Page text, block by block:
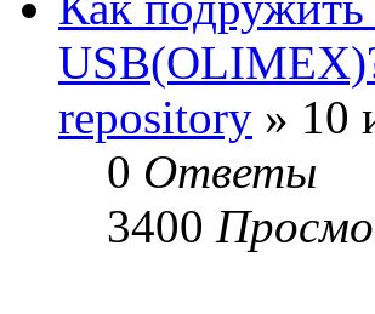
repository » 10
0 Ответы
3400